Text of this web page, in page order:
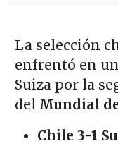
La selección
enfrentó en
Suiza por la
del Mundial
Chile 3-1